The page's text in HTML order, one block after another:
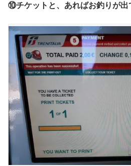
⑩チケットと、あればお釣りが出